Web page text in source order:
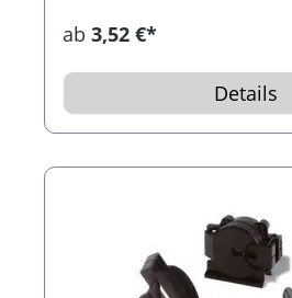
ab 3,52 €*
Details